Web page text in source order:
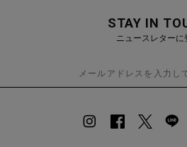
STAY IN
ニュースレターに